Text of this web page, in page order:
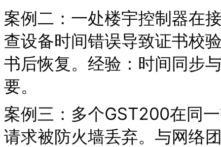
案例二：一处楼宇控制器在
查设备时间错误导致证书校
书后恢复。经验：时间同步
要。
案例三：多个GST200在同
请求被防火墙丢弃。与网络